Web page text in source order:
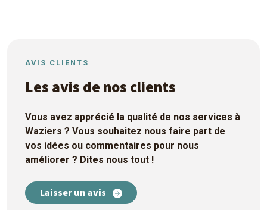
AVIS CLIENTS
Les avis de nos clients
Vous avez apprécié la qualité de nos services à
Waziers ? Vous souhaitez nous faire part de
vos idées ou commentaires pour nous
améliorer ? Dites nous tout !
Laisser un avis